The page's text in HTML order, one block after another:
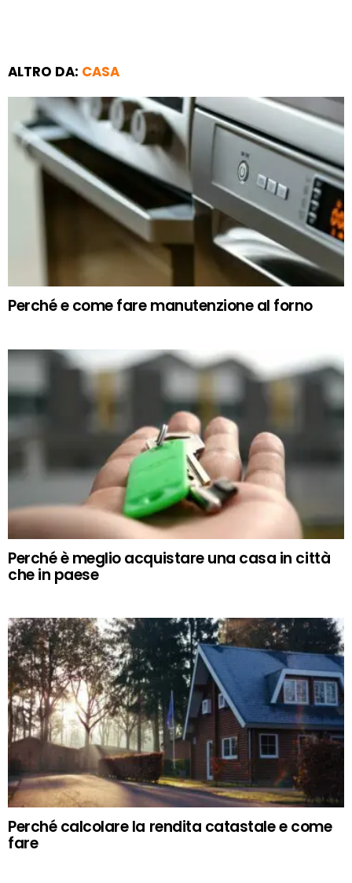
ALTRO DA: CASA
Perché e come fare manutenzione al forno
Perché è meglio acquistare una casa in città
che in paese
Perché calcolare la rendita catastale e come
fare